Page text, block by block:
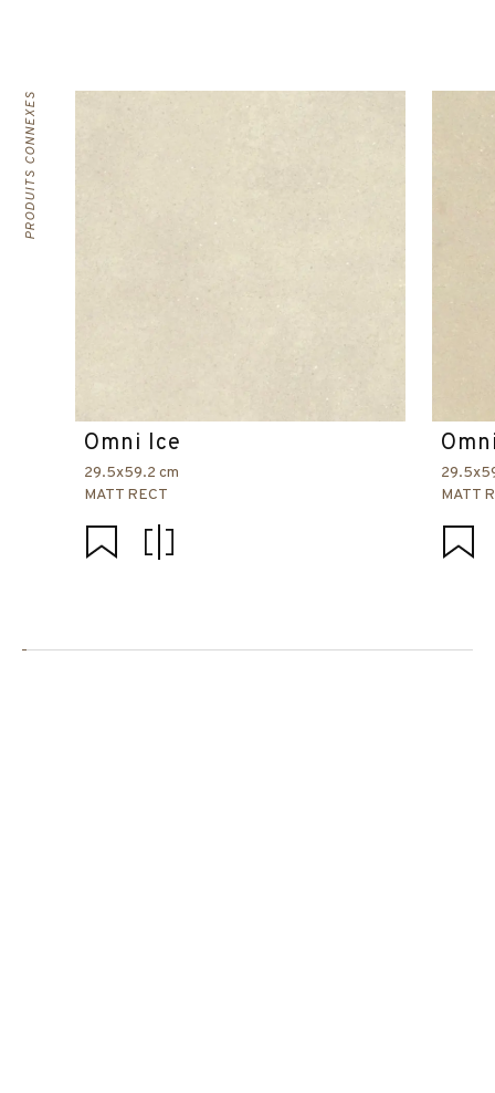
PRODUITS CONNEXES
Omni Ice
29.5x59.2 cm
MATT RECT
MATT